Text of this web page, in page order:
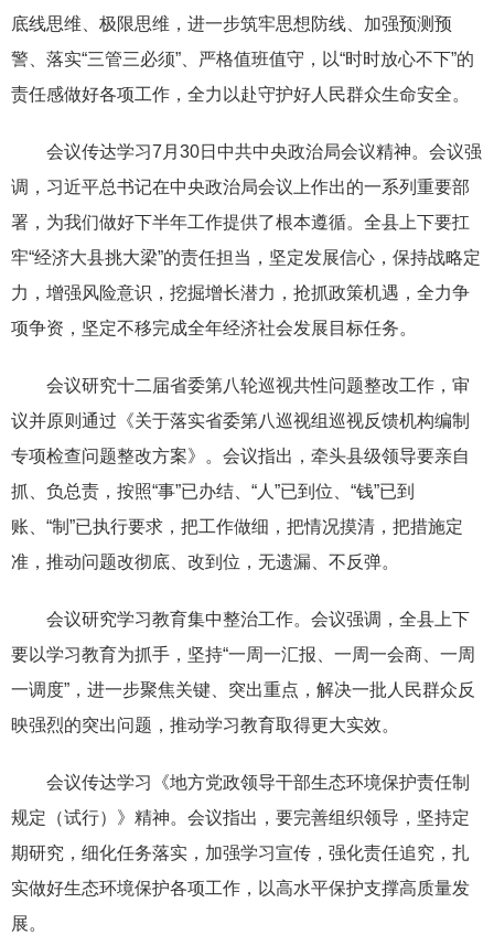
底线思维、极限思维，进一步筑牢思想防线、加强预测预
警、落实“三管三必须”、严格值班值守，以“时时放心不下”的
责任感做好各项工作，全力以赴守护好人民群众生命安全。
会议传达学习7月30日中共中央政治局会议精神。会议强
调，习近平总书记在中央政治局会议上作出的一系列重要部
署，为我们做好下半年工作提供了根本遵循。全县上下要扛
牢“经济大县挑大梁”的责任担当，坚定发展信心，保持战略定
力，增强风险意识，挖掘增长潜力，抢抓政策机遇，全力争
项争资，坚定不移完成全年经济社会发展目标任务。
会议研究十二届省委第八轮巡视共性问题整改工作，审
议并原则通过《关于落实省委第八巡视组巡视反馈机构编制
专项检查问题整改方案》。会议指出，牵头县级领导要亲自
抓、负总责，按照“事”已办结、“人”已到位、“钱”已到
账、“制”已执行要求，把工作做细，把情况摸清，把措施定
准，推动问题改彻底、改到位，无遗漏、不反弹。
会议研究学习教育集中整治工作。会议强调，全县上下
要以学习教育为抓手，坚持“一周一汇报、一周一会商、一周
一调度”，进一步聚焦关键、突出重点，解决一批人民群众反
映强烈的突出问题，推动学习教育取得更大实效。
会议传达学习《地方党政领导干部生态环境保护责任制
规定（试行）》精神。会议指出，要完善组织领导，坚持定
期研究，细化任务落实，加强学习宣传，强化责任追究，扎
实做好生态环境保护各项工作，以高水平保护支撑高质量发
展。